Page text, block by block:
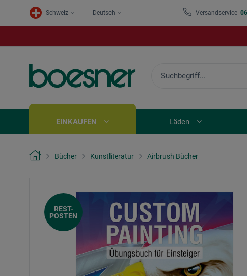
Schweiz Deutsch Versandservice
EINKAUFEN Läden
Bücher Kunstliteratur Airbrush Bücher
REST-
POSTEN